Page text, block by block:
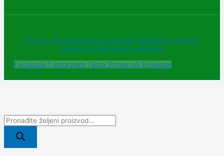
© 2025 - Sva prava zadržava Apoteke "Belladonna" Trebinje |
Powered and designed by Webherzz
Facebook-f Instagram Tiktok Phone-alt Envelope